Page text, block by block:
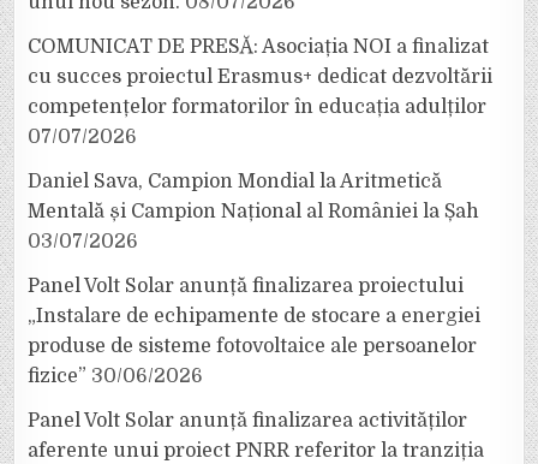
COMUNICAT DE PRESĂ: Asociația NOI a finalizat
cu succes proiectul Erasmus+ dedicat dezvoltării
competențelor formatorilor în educația adulților
07/07/2026
Daniel Sava, Campion Mondial la Aritmetică
Mentală și Campion Național al României la Șah
03/07/2026
Panel Volt Solar anunță finalizarea proiectului
„Instalare de echipamente de stocare a energiei
produse de sisteme fotovoltaice ale persoanelor
fizice” 30/06/2026
Panel Volt Solar anunță finalizarea activităților
aferente unui proiect PNRR referitor la tranziția